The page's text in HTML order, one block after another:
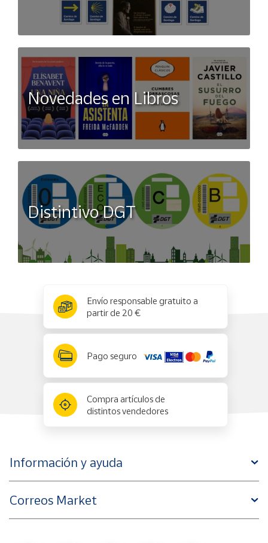
Novedades en Libros
Distintivo DGT
Envío responsable gratuito a
partir de 20 €
Pago seguro
Compra artículos de
distintos vendedores
Información y ayuda
Correos Market